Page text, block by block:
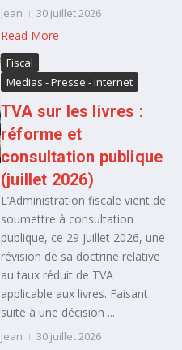
Jean 30 juillet 2026
Read More
Fiscal
Medias - Presse - Internet
TVA sur les livres :
réforme et
consultation publique
(juillet 2026)
L’Administration fiscale vient de
soumettre à consultation
publique, ce 29 juillet 2026, une
révision de sa doctrine relative
au taux réduit de TVA
applicable aux livres. Faisant
suite à une décision ...
Jean 30 juillet 2026